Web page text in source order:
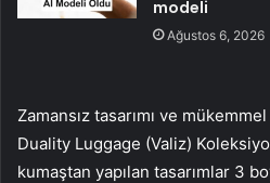
modeli
Ağustos 6, 2026
Zamansız tasarımı ve
Duality Luggage (Valiz)
kumaştan yapılan tasarımlar 3